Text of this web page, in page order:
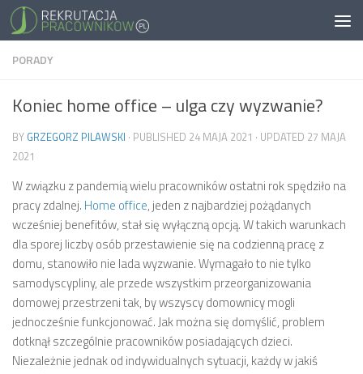
PORADY
Koniec home office – ulga czy wyzwanie?
BY GRZEGORZ PILAWSKI · PUBLISHED 24 MAJA 2021 · UPDATED 27 MAJA
2021
W związku z pandemią wielu pracowników ostatni rok spędziło na
pracy zdalnej. Home office, jeden z najbardziej pożądanych
wcześniej benefitów, stał się wyłączną opcją. W takich warunkach
dla sporej liczby osób przestawienie się na codzienną pracę z
domu, stanowiło nie lada wyzwanie. Wymagało to nie tylko
samodyscypliny, ale przede wszystkim przeorganizowania
domowej przestrzeni tak, by wszyscy domownicy mogli
jednocześnie funkcjonować. Jak można się domyślić, problem
dotknął szczególnie pracowników posiadających dzieci.
Niezależnie jednak od indywidualnych sytuacji, każdy w jakiś